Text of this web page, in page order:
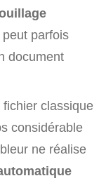
peut parfois
document
fichier classique
considérable
ne réalise